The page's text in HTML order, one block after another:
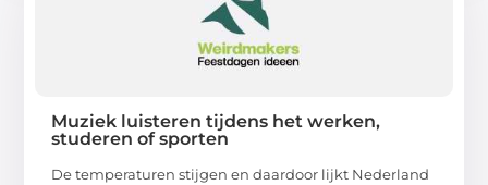
Muziek luisteren tijdens het werken,
studeren of sporten
De temperaturen stijgen en daardoor lijkt Nederland